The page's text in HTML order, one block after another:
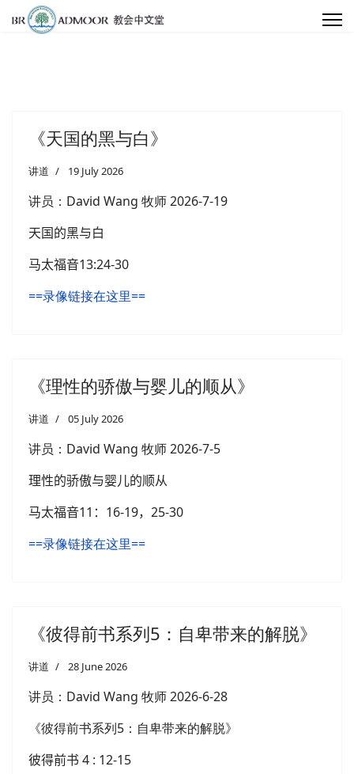
《天国的黑与白》
讲道 19 July 2026
讲员： David Wang 牧师2026-7-19
天国的黑与白
马太福音13:24-30
==录像链接在这里==
《理性的骄傲与婴儿的顺从》
讲道 05 July 2026
讲员： David Wang 牧师2026-7-5
理性的骄傲与婴儿的顺从
马太福音11 ： 16-19， 25-30
==录像链接在这里==
《彼得前书系列5：自卑带来的解脱》
讲道 28 June 2026
讲员： David Wang 牧师2026-6-28
《彼得前书系列5：自卑带来的解脱》
彼得前书 4 : 12-15